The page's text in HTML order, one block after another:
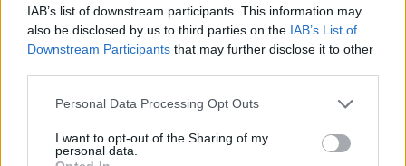
IAB’s list of downstream participants. This information may
also be disclosed by us to third parties on the IAB’s List of
Downstream Participants that may further disclose it to other
Please note that this website/app uses one or more Google
not limited to your visit or usage behaviour. You may click to
grant or deny consent to Google and its third-party tags to
Personal Data Processing Opt Outs
I want to opt-out of the Sharing of my
personal data.
líderes, Shiba Inu e SafeMoon.
Pools de liquidez
são efetivamente o que permite que os DeXs e as
plataformas de empréstimo operem. Eles são